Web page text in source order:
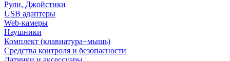
Рули, Джойстики
USB адаптеры
Web-камеры
Наушники
Комплект (клавиатура+мышь)
Средства контроля и безопасности